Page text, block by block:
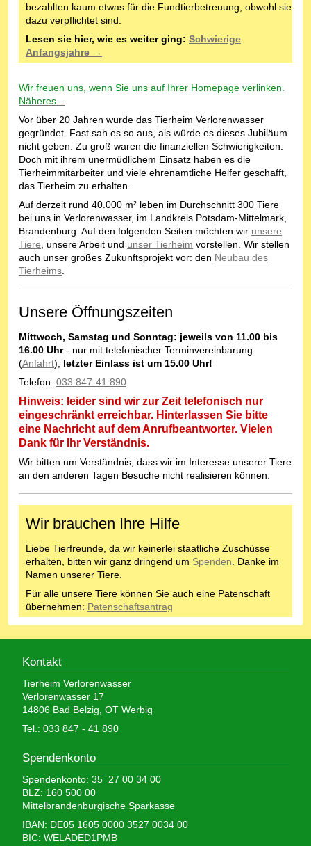
bezahlten kaum etwas für die Fundtierbetreuung, obwohl sie
dazu verpflichtet sind.
Lesen sie hier, wie es weiter ging: Schwierige
Anfangsjahre →
Wir freuen uns, wenn Sie uns auf Ihrer Homepage verlinken.
Näheres...
Vor über 20 Jahren wurde das Tierheim Verlorenwasser
gegründet. Fast sah es so aus, als würde es dieses Jubiläum
nicht geben. Zu groß waren die finanziellen Schwierigkeiten.
Doch mit ihrem unermüdlichem Einsatz haben es die
Tierheimmitarbeiter und viele ehrenamtliche Helfer geschafft,
das Tierheim zu erhalten.
Auf derzeit rund 40.000 m² leben im Durchschnitt 300 Tiere
bei uns in Verlorenwasser, im Landkreis Potsdam-Mittelmark,
Brandenburg. Auf den folgenden Seiten möchten wir unsere
Tiere , unsere Arbeit und unser Tierheim vorstellen. Wir stellen
auch unser großes Zukunftsprojekt vor: den Neubau des
Tierheims
Unsere Öffnungszeiten
Mittwoch, Samstag und Sonntag: jeweils von 11.00 bis
16.00 Uhr- nur mit telefonischer Terminvereinbarung
(Anfahrt), letzter Einlass ist um 15.00 Uhr!
Telefon: 033 847-41 890
Hinweis: leider sind wir zur Zeit telefonisch nur
eingeschränkt erreichbar. Hinterlassen Sie bitte
eine Nachricht auf dem Anrufbeantworter. Vielen
Dank für Ihr Verständnis.
Wir bitten um Verständnis, dass wir im Interesse unserer Tiere
an den anderen Tagen Besuche nicht realisieren können.
Wir brauchen Ihre Hilfe
Liebe Tierfreunde, da wir keinerlei staatliche Zuschüsse
erhalten, bitten wir ganz dringend um Spenden . Danke im
Namen unserer Tiere.
Für alle unsere Tiere können Sie auch eine Patenschaft
übernehmen: Patenschaftsantrag
Kontakt
Tierheim Verlorenwasser
Verlorenwasser 17
14806 Bad Belzig, OT Werbig
Tel.: 033 847 - 41 890
Spendenkonto
Spendenkonto: 35 27 00 34 00
BLZ: 160 500 00
Mittelbrandenburgische Sparkasse
IBAN: DE05 1605 0000 3527 0034 00
BIC: WELADED1PMB